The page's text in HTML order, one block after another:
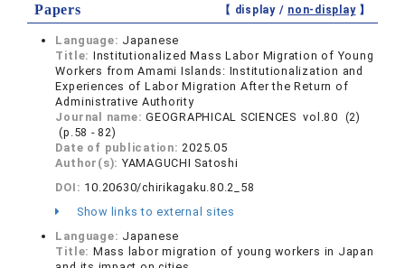
Papers 【 display / non-display】
Language: Japanese
Title: Institutionalized Mass Labor Migration of Young
Workers from Amami Islands: Institutionalization and
Experiences of Labor Migration After the Return of
Administrative Authority
Journal name:GEOGRAPHICAL SCIENCES vol.80 (2)
(p.58 - 82)
Date of publication:2025.05
Author(s): YAMAGUCHI Satoshi
DOI: 10.20630/chirikagaku.80.2_58
Show links to external sites
Language: Japanese
Title: Mass labor migration of young workers in Japan